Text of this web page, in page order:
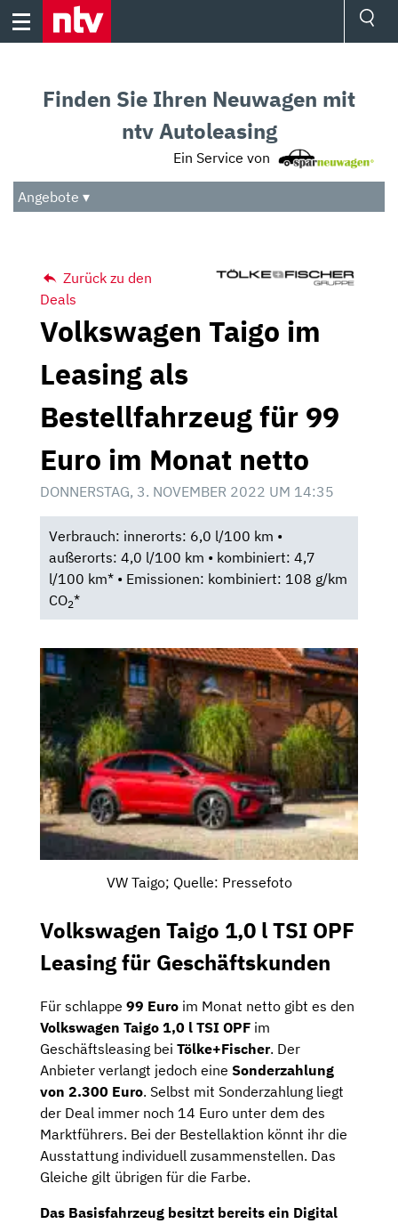
Skip
Audio
Das Beste
Finden Sie Ihren Neuwagen mit
ntv Autoleasing
Ein Service von
Angebote ▾
Zurück zu den
Deals
Volkswagen Taigo im
Leasing als
Bestellfahrzeug für 99
Euro im Monat netto
DONNERSTAG, 3. NOVEMBER 2022 UM 14:35
Verbrauch: innerorts: 6,0 l/100 km •
außerorts: 4,0 l/100 km • kombiniert: 4,7
l/100 km* • Emissionen: kombiniert: 108 g/km
CO2*
VW Taigo; Quelle: Pressefoto
Volkswagen Taigo 1,0 l TSI OPF
Leasing für Geschäftskunden
Für schlappe 99 Euro im Monat netto gibt es den
Volkswagen Taigo 1,0 l TSI OPF im
Geschäftsleasing bei Tölke+Fischer. Der
Anbieter verlangt jedoch eine Sonderzahlung
von 2.300 Euro. Selbst mit Sonderzahlung liegt
der Deal immer noch 14 Euro unter dem des
Marktführers. Bei der Bestellaktion könnt ihr die
Ausstattung individuell zusammenstellen. Das
Gleiche gilt übrigen für die Farbe.
Das Basisfahrzeug besitzt bereits ein Digital